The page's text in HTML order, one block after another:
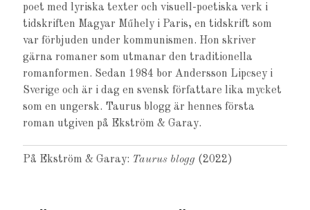
poet med lyriska texter och visuell-poetiska verk i
tidskriften Magyar Műhely i Paris, en tidskrift som
var förbjuden under kommunismen. Hon skriver
gärna romaner som utmanar den traditionella
romanformen. Sedan 1984 bor Andersson Lipcsey i
Sverige och är i dag en svensk författare lika mycket
som en ungersk. Taurus blogg är hennes första
roman utgiven på Ekström & Garay.
På Ekström & Garay: Taurus blogg (2022)